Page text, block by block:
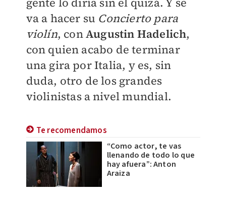
va a hacer su Concierto para
violín, conAugustin Hadelich,
con quien acabo de terminar
una gira por Italia, y es, sin
duda, otro de los grandes
violinistas a nivel mundial.
Te recomendamos
“Como actor, te vas
llenando de todo lo que
hay afuera”: Anton
Araiza